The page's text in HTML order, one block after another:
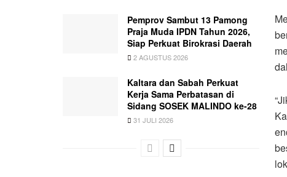
Pemprov Sambut 13 Pamong
Praja Muda IPDN Tahun 2026,
Siap Perkuat Birokrasi Daerah
2 AGUSTUS 2026
Kaltara dan Sabah Perkuat
Kerja Sama Perbatasan di
Sidang SOSEK MALINDO ke-28
31 JULI 2026